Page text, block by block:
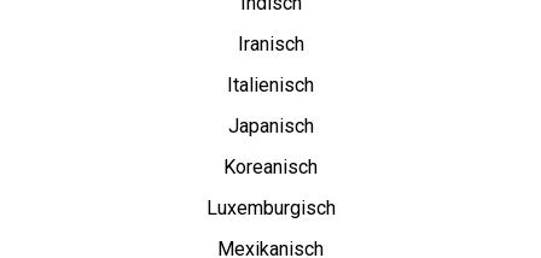
Iranisch
Italienisch
Japanisch
Koreanisch
Luxemburgisch
Mexikanisch